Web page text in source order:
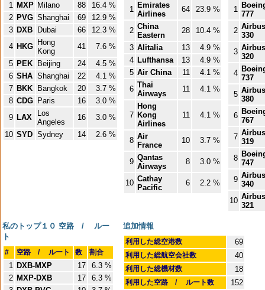
1 MXP Milano 88
16.4 %
2 PVG Shanghai 69
12.9 %
3 DXB Dubai 66
12.3 %
4 HKG Hong
Kong
41
7.6 %
5 PEK Beijing 24
4.5 %
6 SHA Shanghai 22
4.1 %
7 BKK Bangkok 20
3.7 %
8 CDG Paris 16
3.0 %
9 LAX
Los
Angeles
16
3.0 %
10 SYD Sydney 14 2.6 %
1 Emirates
Airlines
64 23.9 %
2 China
Eastern
28
10.4 %
3 Alitalia 13
4.9 %
4 Lufthansa 13
4.9 %
5 Air China 11
4.1 %
6 Thai
Airways
11 4.1 %
7
Hong
Kong
Airlines
11 4.1 %
8 Air
France
10 3.7 %
9 Qantas
Airways
8 3.0 %
10 Cathay
Pacific
6 2.2 %
1
777
2 Airbus
330
3 Airbus
320
4
737
5 Airbus
380
6
767
7 Airbus
319
8
747
9 Airbus
340
10 Airbus
321
私のトップ１０ 空路 / ルー
ト
# 空路 / ルート 数 割合
1 DXB-MXP 17
6.3 %
2 MXP-DXB 17
6.3 %
追加情報
利用した総空港数 69
利用した総航空会社数 40
利用した総機材数 18
利用した空路 / ルート数 152